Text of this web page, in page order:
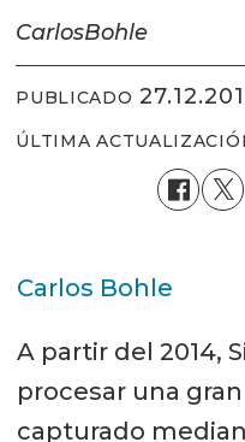
CarlosBohle
PUBLICADO
ÚLTIMA
Carlos Bohle
A partir del 2014,
procesar una
capturado